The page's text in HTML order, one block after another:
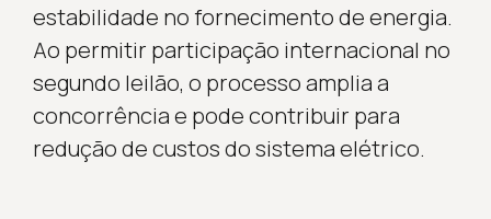
estabilidade no fornecimento de energia.
Ao permitir participação internacional no
segundo leilão, o processo amplia a
concorrência e pode contribuir para
redução de custos do sistema elétrico.